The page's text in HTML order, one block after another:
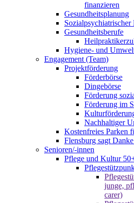
finanzieren
Gesundheitsplanung
Sozialpsychiatrischer
Gesundheitsberufe
Hygiene- und
Engagement (Team)
Projektförderung
Förderbörse
Dingebörse
Förderung
Förderung im
Nachhaltiger
Kostenfreies Parken
Flensburg sagt
Senioren/-innen
Pflege und Kultur
junge,
carer)